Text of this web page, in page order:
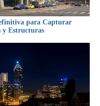
para Capturar
y Estructuras